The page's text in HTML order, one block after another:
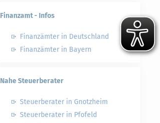
Finanzamt - Infos
Finanzämter in Deutschland
Finanzämter in Bayern
Nahe Steuerberater
Steuerberater in Gnotzheim
Steuerberater in Pfofeld